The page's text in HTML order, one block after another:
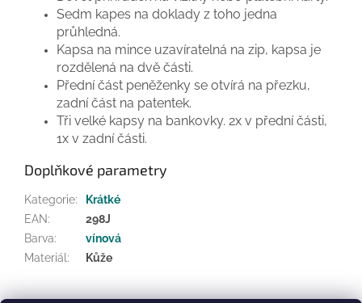
Sedm kapes na doklady z toho jedna
průhledná.
Kapsa na mince uzavíratelná na zip, kapsa je
rozdělená na dvě části.
Přední část peněženky se otvírá na přezku,
zadní část na patentek.
Tři velké kapsy na bankovky. 2x v přední části,
1x v zadní části.
Doplňkové parametry
Kategorie:
Krátké
EAN:
298J
Barva:
vínová
Materiál : Kůže